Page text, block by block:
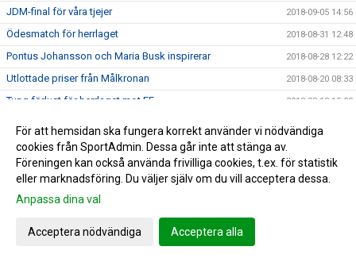
JDM-final för våra tjejer 2018-09-05 14:56
Ödesmatch för herrlaget 2018-08-31 12:48
Pontus Johansson och Maria Busk inspirerar 2018-08-28 12:22
Utlottade priser från Målkronan 2018-08-20 08:33
Tung förlust för herrlaget mot FF 2018-08-18 15:00
Seger 2-1 mot Bosna 92
Mv utbildning flyttad 2018-08-07 17:34
10-åringarnas cup och nytt rekord
För att hemsidan ska fungera korrekt använder vi nödvändiga
cookies från SportAdmin. Dessa går inte att stänga av.
Föreningen kan också använda frivilliga cookies, t.ex. för statistik
eller marknadsföring. Du väljer själv om du vill acceptera dessa.
Anpassa dina val
Acceptera nödvändiga Acceptera alla